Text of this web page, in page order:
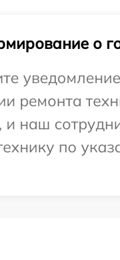
о
ремонта
и наш
по